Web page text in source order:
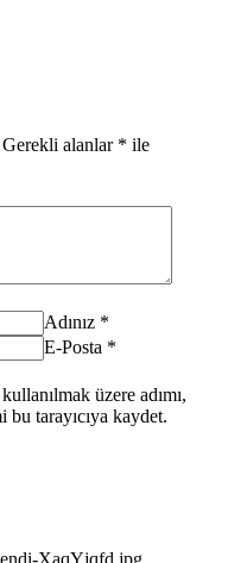
Gerekli alanlar * ile
Adınız *
E-Posta *
üzere adımı,
tarayıcıya kaydet.